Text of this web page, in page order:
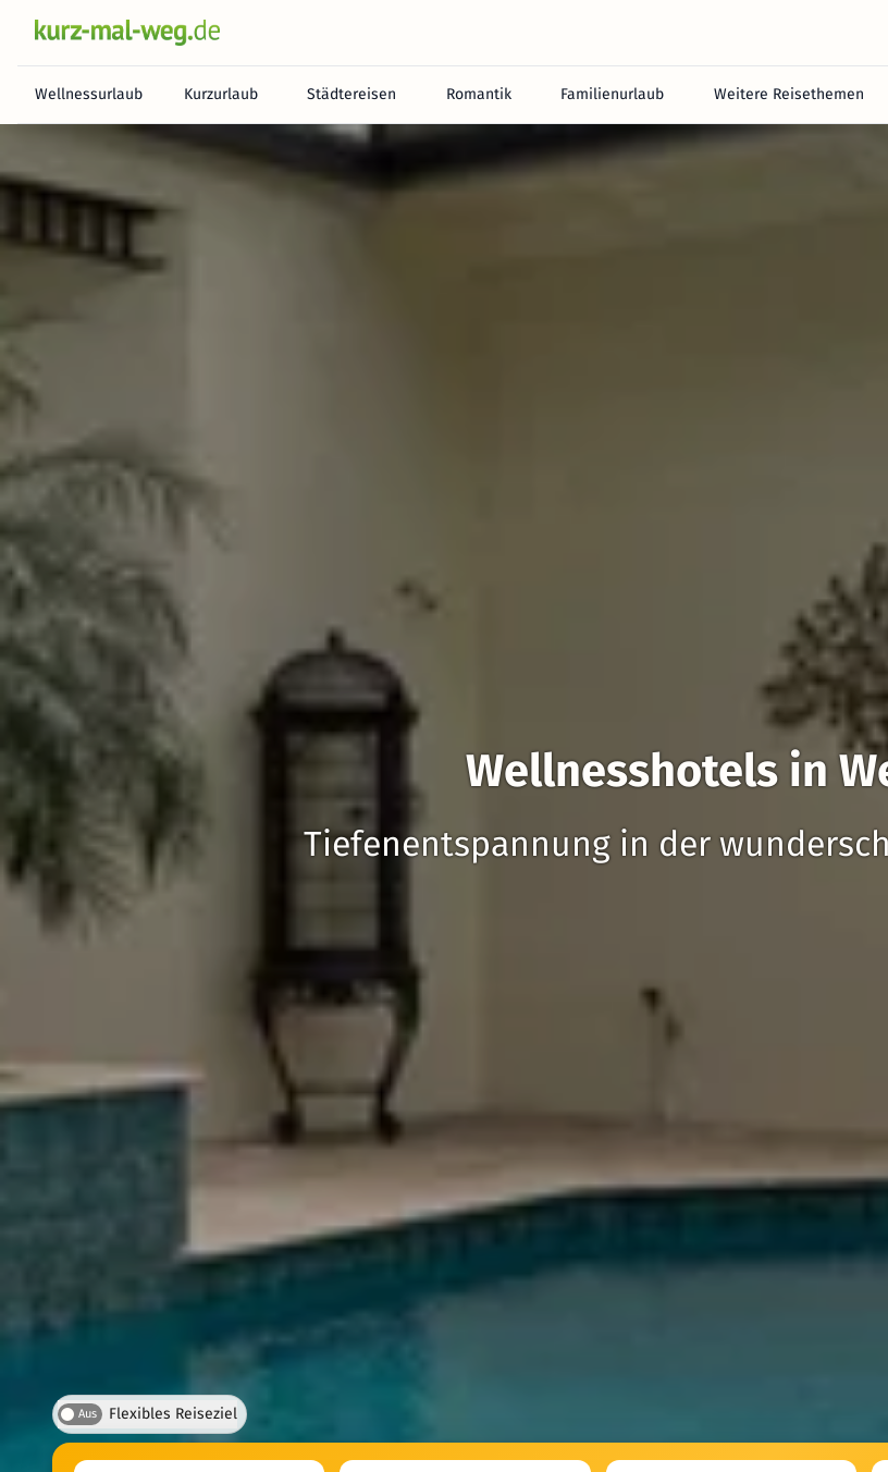
Wellnessurlaub Kurzurlaub Städtereisen Romantik Familienurlaub Weitere Reisethemen
Wellnesshotels in
Tiefenentspannung in der
Aus Flexibles Reiseziel